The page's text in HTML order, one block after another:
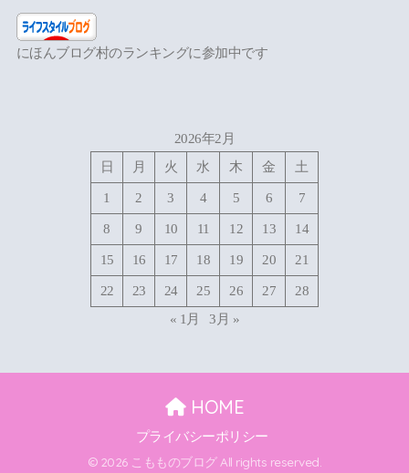
にほんブログ村のランキングに参加中です
2026年2月
日
月 火 水 木 金 土
1 2 3 4 5 6 7
8 9 10 11 12 13 14
15 16 17 18 19 20 21
22 23 24 25 26 27
28
« 1月
3月 »
HOME
プライバシーポリシー
© 2026 こもものブログ All rights reserved.